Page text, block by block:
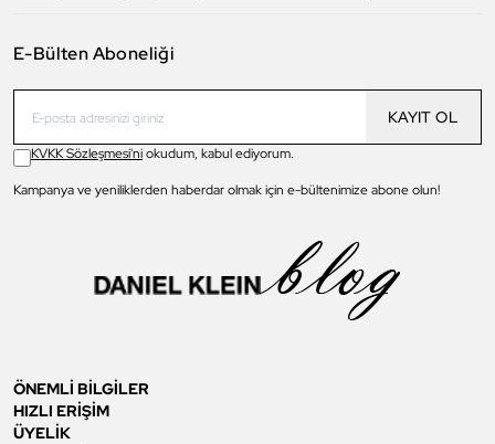
E-Bülten Aboneliği
KAYIT OL
KVKK Sözleşmesi'niokudum, kabul ediyorum.
Kampanya ve yeniliklerden haberdar olmak için e-bültenimize abone olun!
ÖNEMLİ BİLGİLER
HIZLI ERİŞİM
ÜYELİK